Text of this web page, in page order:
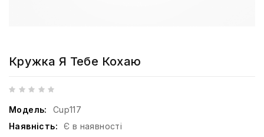
Кружка Я Тебе Кохаю
Модель:
Cup117
Наявність:
Є в наявності